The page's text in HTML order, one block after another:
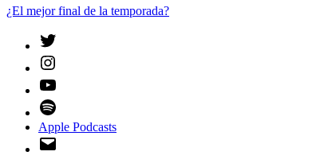
¿El mejor final de la temporada?
Apple Podcasts